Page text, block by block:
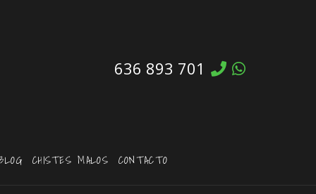
636 893 701
CHISTES MALOS CONTACTO